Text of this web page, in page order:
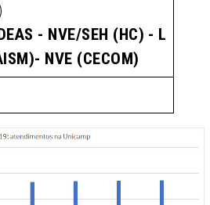
- NVE/SEH (HC) - L
NVE (CECOM)